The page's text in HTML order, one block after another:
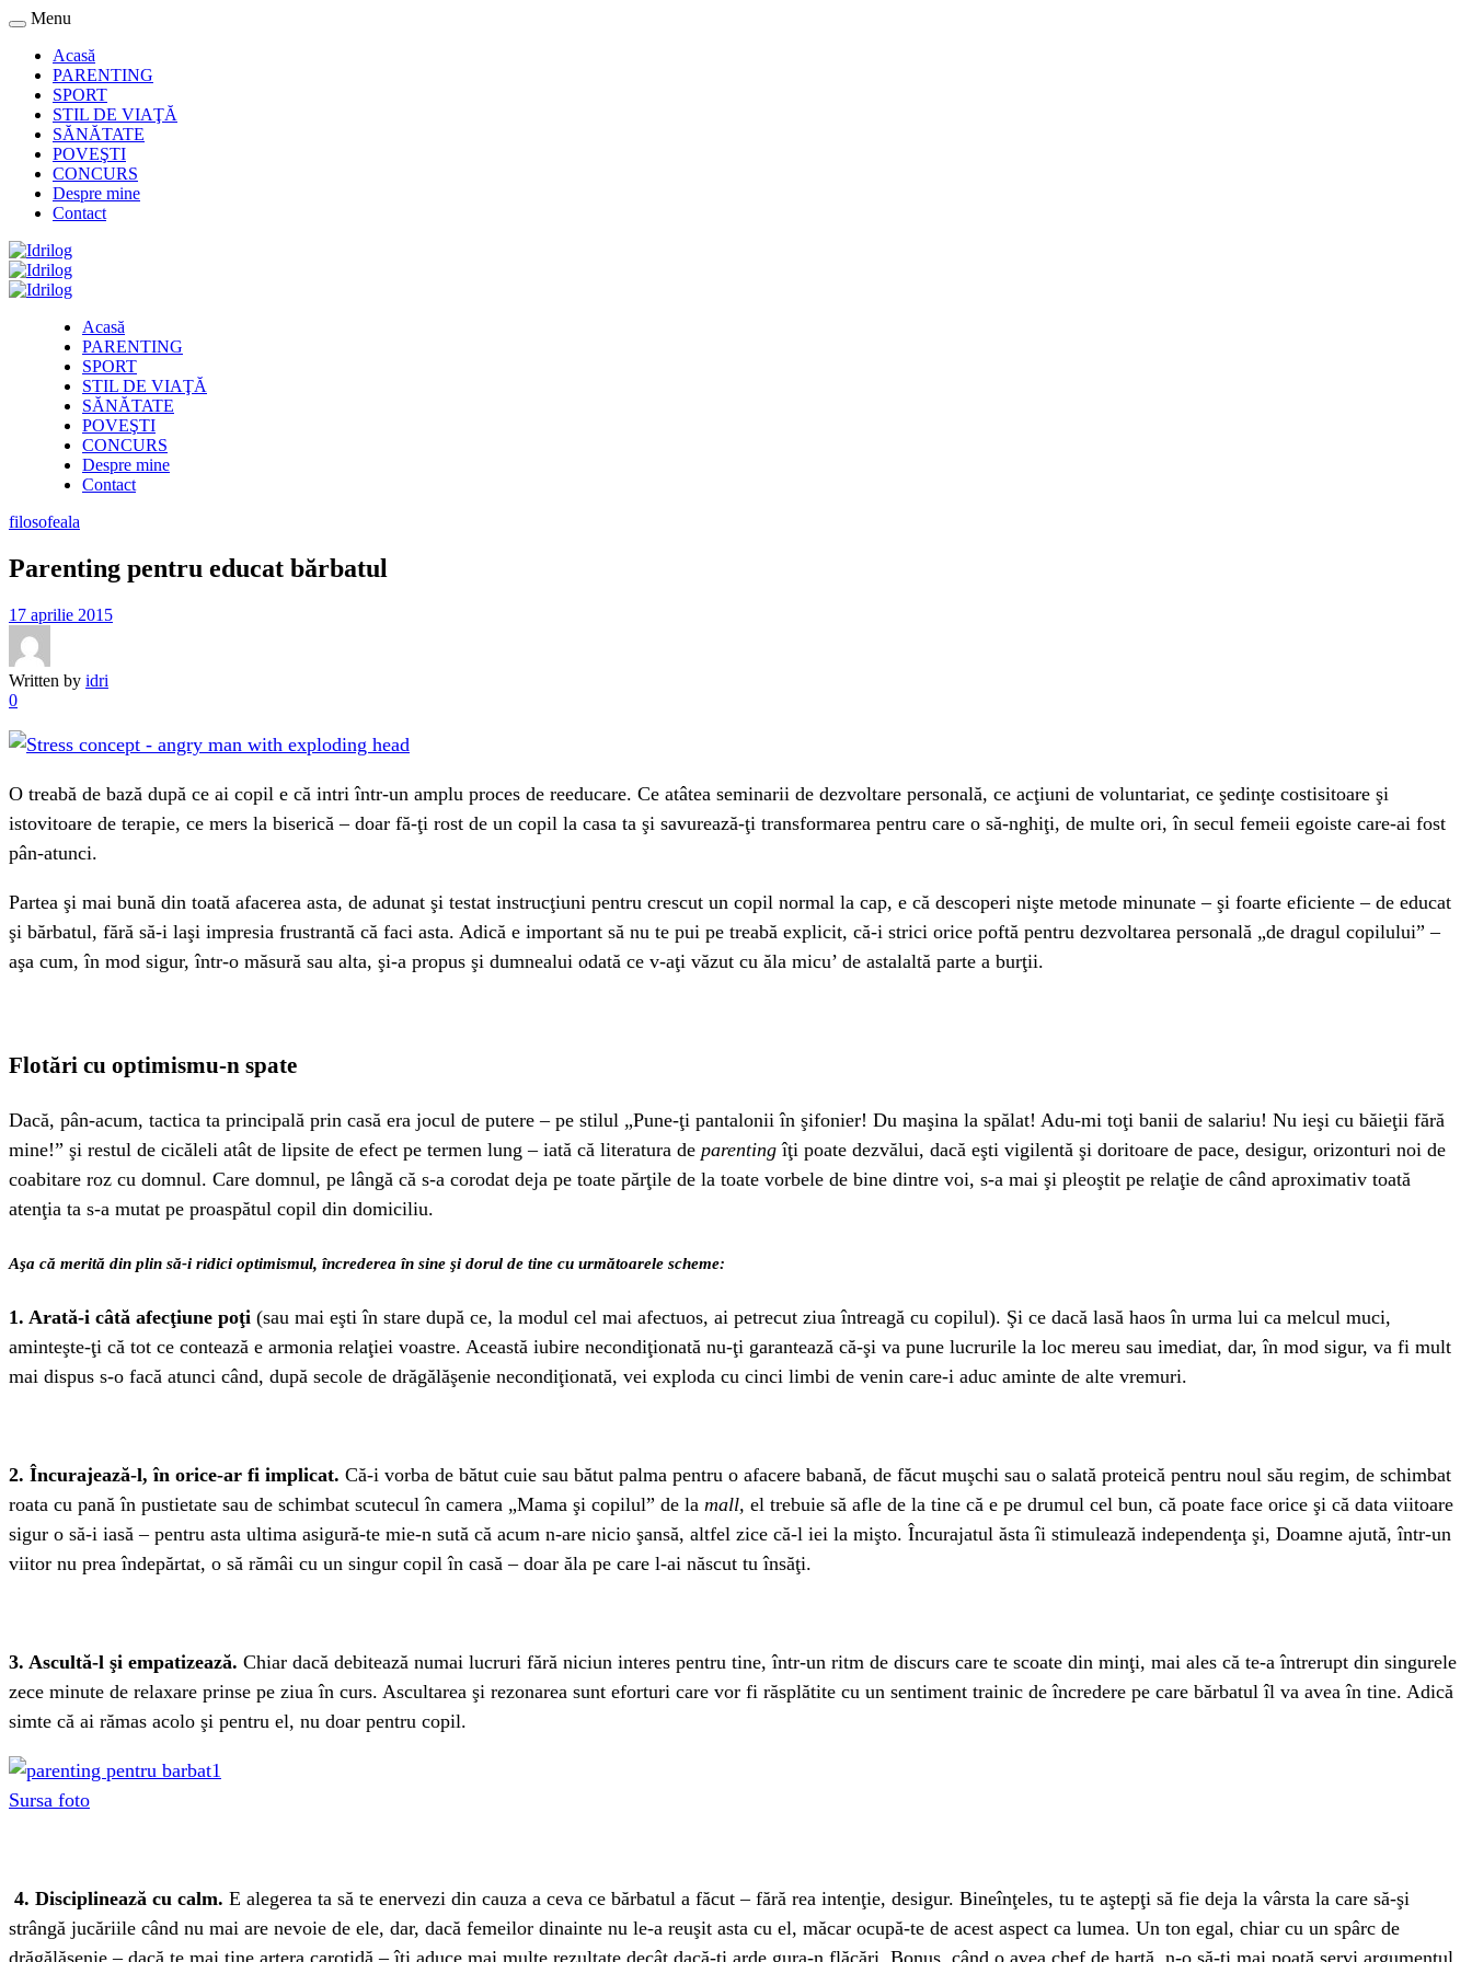
Menu
Acasă
PARENTING
SPORT
STIL DE VIAŢĂ
SĂNĂTATE
POVEŞTI
CONCURS
Despre mine
Contact
Acasă
PARENTING
SPORT
STIL DE VIAŢĂ
SĂNĂTATE
POVEŞTI
CONCURS
Despre mine
Contact
filosofeala
Parenting pentru educat bărbatul
17 aprilie 2015
Written by idri
0
O treabă de bază după ce ai copil e că intri într-un amplu proces de reeducare. Ce atâtea seminarii de dezvoltare personală, ce acţiuni de voluntariat, ce şedinţe costisitoare şi
istovitoare de terapie, ce mers la biserică – doar fă-ţi rost de un copil la casa ta şi savurează-ţi transformarea pentru care o să-nghiţi, de multe ori, în secul femeii egoiste care-ai fost
pân-atunci.
Partea şi mai bună din toată afacerea asta, de adunat şi testat instrucţiuni pentru crescut un copil normal la cap, e că descoperi nişte metode minunate – şi foarte eficiente – de educat
şi bărbatul, fără să-i laşi impresia frustrantă că faci asta. Adică e important să nu te pui pe treabă explicit, că-i strici orice poftă pentru dezvoltarea personală „de dragul copilului” –
aşa cum, în mod sigur, într-o măsură sau alta, şi-a propus şi dumnealui odată ce v-aţi văzut cu ăla micu’ de astalaltă parte a burţii.
Flotări cu optimismu-n spate
Dacă, pân-acum, tactica ta principală prin casă era jocul de putere – pe stilul „Pune-ţi pantalonii în şifonier! Du maşina la spălat! Adu-mi toţi banii de salariu! Nu ieşi cu băieţii fără
mine!” şi restul de cicăleli atât de lipsite de efect pe termen lung – iată că literatura de parenting îţi poate dezvălui, dacă eşti vigilentă şi doritoare de pace, desigur, orizonturi noi de
coabitare roz cu domnul. Care domnul, pe lângă că s-a corodat deja pe toate părţile de la toate vorbele de bine dintre voi, s-a mai şi pleoştit pe relaţie de când aproximativ toată
atenţia ta s-a mutat pe proaspătul copil din domiciliu.
Aşa că merită din plin să-i ridici optimismul, încrederea în sine şi dorul de tine cu următoarele scheme:
1. Arată-i câtă afecţiune poţi (sau mai eşti în stare după ce, la modul cel mai afectuos, ai petrecut ziua întreagă cu copilul). Şi ce dacă lasă haos în urma lui ca melcul muci,
aminteşte-ţi că tot ce contează e armonia relaţiei voastre. Această iubire necondiţionată nu-ţi garantează că-şi va pune lucrurile la loc mereu sau imediat, dar, în mod sigur, va fi mult
mai dispus s-o facă atunci când, după secole de drăgălăşenie necondiţionată, vei exploda cu cinci limbi de venin care-i aduc aminte de alte vremuri.
2. Încurajează-l, în orice-ar fi implicat. Că-i vorba de bătut cuie sau bătut palma pentru o afacere babană, de făcut muşchi sau o salată proteică pentru noul său regim, de schimbat
roata cu pană în pustietate sau de schimbat scutecul în camera „Mama şi copilul” de la mall, el trebuie să afle de la tine că e pe drumul cel bun, că poate face orice şi că data viitoare
sigur o să-i iasă – pentru asta ultima asigură-te mie-n sută că acum n-are nicio şansă, altfel zice că-l iei la mişto. Încurajatul ăsta îi stimulează independenţa şi, Doamne ajută, într-un
viitor nu prea îndepărtat, o să rămâi cu un singur copil în casă – doar ăla pe care l-ai născut tu însăţi.
3. Ascultă-l şi empatizează. Chiar dacă debitează numai lucruri fără niciun interes pentru tine, într-un ritm de discurs care te scoate din minţi, mai ales că te-a întrerupt din singurele
zece minute de relaxare prinse pe ziua în curs. Ascultarea şi rezonarea sunt eforturi care vor fi răsplătite cu un sentiment trainic de încredere pe care bărbatul îl va avea în tine. Adică
simte că ai rămas acolo şi pentru el, nu doar pentru copil.
Sursa foto
4. Disciplinează cu calm. E alegerea ta să te enervezi din cauza a ceva ce bărbatul a făcut – fără rea intenţie, desigur. Bineînţeles, tu te aştepţi să fie deja la vârsta la care să-şi
strângă jucăriile când nu mai are nevoie de ele, dar, dacă femeilor dinainte nu le-a reuşit asta cu el, măcar ocupă-te de acest aspect ca lumea. Un ton egal, chiar cu un spârc de
drăgălăşenie – dacă te mai ţine artera carotidă – îţi aduce mai multe rezultate decât dacă-ţi arde gura-n flăcări. Bonus, când o avea chef de harţă, n-o să-ţi mai poată servi argumentul